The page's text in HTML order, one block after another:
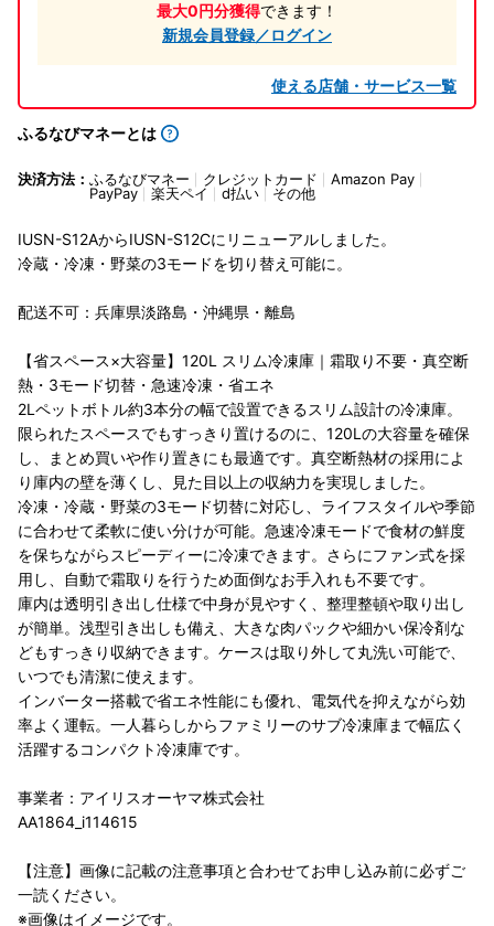
最大0円分獲得できます！
新規会員登録／ログイン
使える店舗・サービス一覧
ふるなびマネーとは
決済方法： ふるなびマネー クレジットカード
Amazon Pay
PayPay
楽天ペイ d払い その他
IUSN-S12AからIUSN-S12Cにリニューアルしました。
冷蔵・冷凍・野菜の3モードを切り替え可能に。
配送不可：兵庫県淡路島・沖縄県・離島
【省スペース×大容量】120L スリム冷凍庫｜霜取り不要・真空断
熱・3モード切替・急速冷凍・省エネ
2Lペットボトル約3本分の幅で設置できるスリム設計の冷凍庫。
限られたスペースでもすっきり置けるのに、120Lの大容量を確保
し、まとめ買いや作り置きにも最適です。真空断熱材の採用によ
り庫内の壁を薄くし、見た目以上の収納力を実現しました。
冷凍・冷蔵・野菜の3モード切替に対応し、ライフスタイルや季節
に合わせて柔軟に使い分けが可能。急速冷凍モードで食材の鮮度
を保ちながらスピーディーに冷凍できます。さらにファン式を採
用し、自動で霜取りを行うため面倒なお手入れも不要です。
庫内は透明引き出し仕様で中身が見やすく、整理整頓や取り出し
が簡単。浅型引き出しも備え、大きな肉パックや細かい保冷剤な
どもすっきり収納できます。ケースは取り外して丸洗い可能で、
いつでも清潔に使えます。
インバーター搭載で省エネ性能にも優れ、電気代を抑えながら効
率よく運転。一人暮らしからファミリーのサブ冷凍庫まで幅広く
活躍するコンパクト冷凍庫です。
事業者：アイリスオーヤマ株式会社
AA1864_i114615
【注意】画像に記載の注意事項と合わせてお申し込み前に必ずご
一読ください。
※画像はイメージです。